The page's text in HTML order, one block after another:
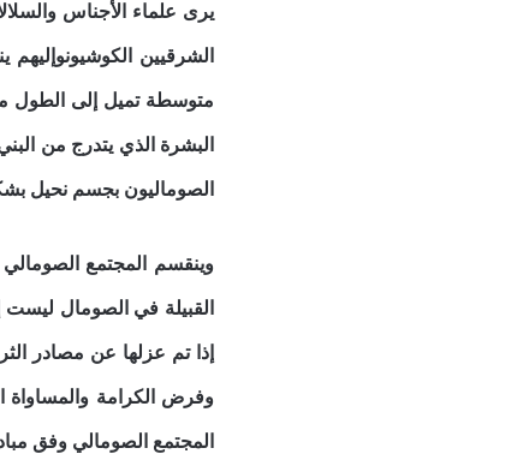
يرى علماء الأجناس
الشرقيين
متوسطة تميل إلى الطول
البشرة الذي يتدرج من
الصوماليون بجسم نحيل
وينقسم المجتمع
القبيلة في الصومال ليست
إذا تم عزلها عن مصادر
وفرض الكرامة والمساواة
المجتمع الصومالي وفق